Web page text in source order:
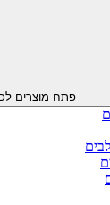
פתח מוצרים